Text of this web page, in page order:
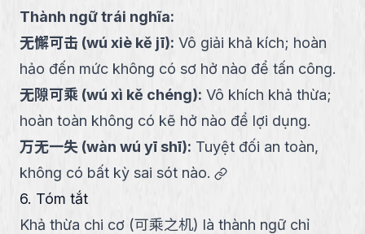
Thành ngữ trái nghĩa:
无懈可击 (wú xiè kě jī): Vô giải khả kích; hoàn
hảo đến mức không có sơ hở nào để tấn công.
无隙可乘 (wú xì kě chéng): Vô khích khả thừa;
hoàn toàn không có kẽ hở nào để lợi dụng.
万无一失 (wàn wú yī shī): Tuyệt đối an toàn,
không có bất kỳ sai sót nào.
link
6. Tóm tắt
Khả thừa chi cơ (可乘之机) là thành ngữ chỉ